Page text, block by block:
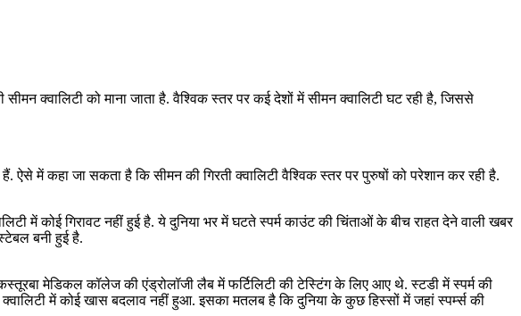
क्वालिटी को माना जाता है. वैश्विक स्तर पर कई देशों में सीमन क्वालिटी घट रही है, जिससे
में कहा जा सकता है कि सीमन की गिरती क्वालिटी वैश्विक स्तर पर पुरुषों को परेशान कर रही है.
में कोई गिरावट नहीं हुई है. ये दुनिया भर में घटते स्पर्म काउंट की चिंताओं के बीच राहत देने वाली खबर
बनी हुई है.
मेडिकल कॉलेज की एंड्रोलॉजी लैब में फर्टिलिटी की टेस्टिंग के लिए आए थे. स्टडी में स्पर्म की
में कोई खास बदलाव नहीं हुआ. इसका मतलब है कि दुनिया के कुछ हिस्सों में जहां स्पर्म्स की